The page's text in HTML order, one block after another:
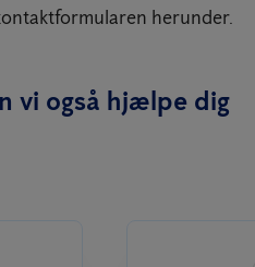
herunder.
vi også hjælpe dig